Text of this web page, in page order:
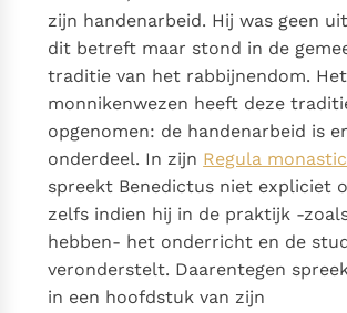
zijn handenarbeid. Hij was geen
dit betreft maar stond in de
traditie van het rabbijnendom.
monnikenwezen heeft deze
opgenomen: de handenarbeid is
onderdeel. In zijn Regula
spreekt Benedictus niet expliciet
zelfs indien hij in de praktijk -
hebben- het onderricht en de
veronderstelt. Daarentegen
in een hoofdstuk van zijn